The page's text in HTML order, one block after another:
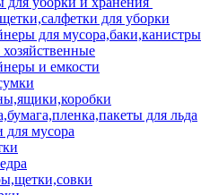
для уборки
для мусора,баки,канистры
и емкости
для льда
мусора